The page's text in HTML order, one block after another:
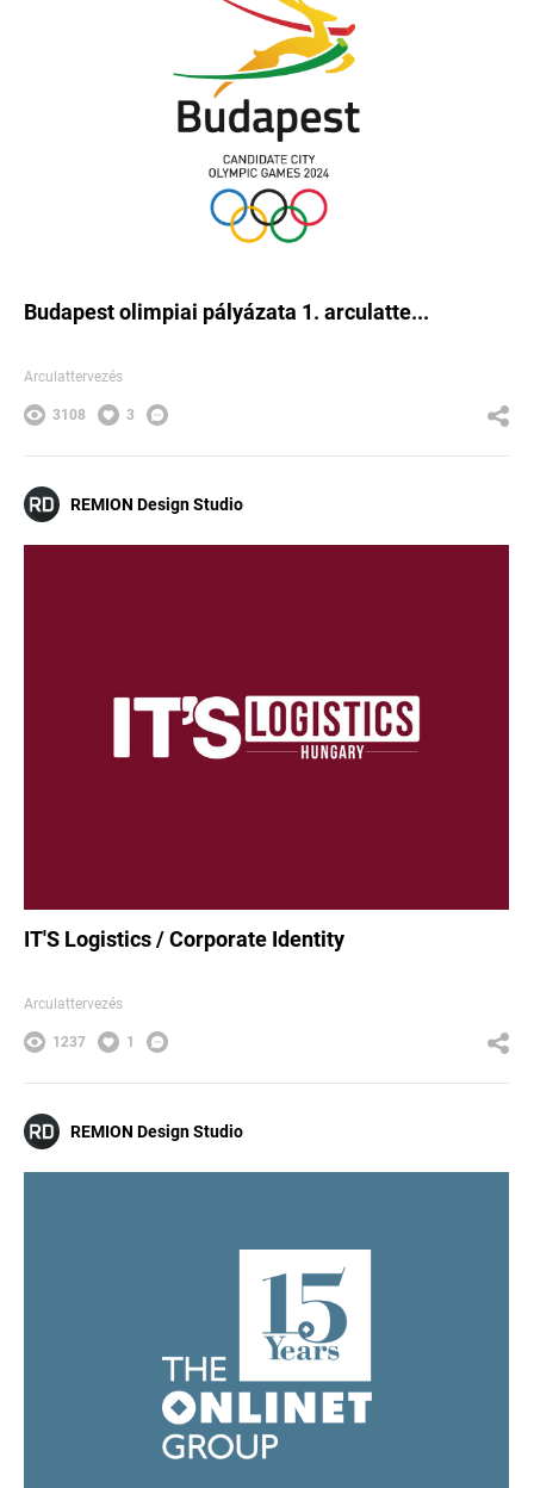
Budapest olimpiai pályázata 1. arculatte...
Arculattervezés
3108 3
REMION Design Studio
IT'S Logistics / Corporate Identity
Arculattervezés
1237 1
REMION Design Studio